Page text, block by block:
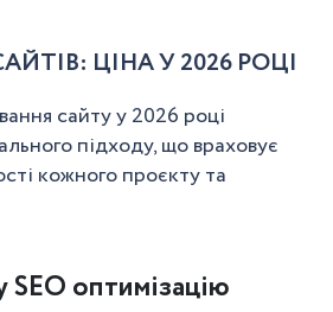
ЦІНА У 2026 РОЦІ
сайту у 2026 році
підходу, що враховує
кожного проєкту та
SEO оптимізацію